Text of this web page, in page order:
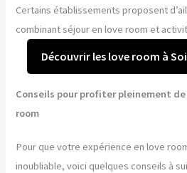
Certains établissements proposent
combinant séjour en love room et
Découvrir les love room à
Conseils pour profiter pleinement
room
Pour que votre expérience en love
inoubliable, voici quelques conseils à